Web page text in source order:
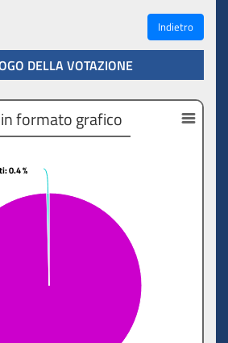
Indietro
DELLA VOTAZIONE
: 0.4 %
: 0.4 %
formato grafico